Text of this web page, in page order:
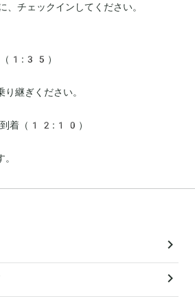
チェックインしてください。
（1:35）
継ぎください。
到着（12:10）